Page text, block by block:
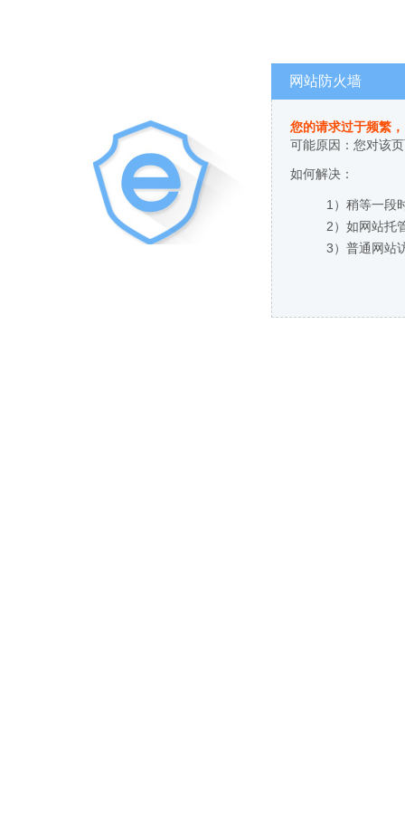
网站防火墙
您的请求过于频繁
可能原因：您对该
如何解决：
1）稍等一段
2）如网站托
3）普通网站